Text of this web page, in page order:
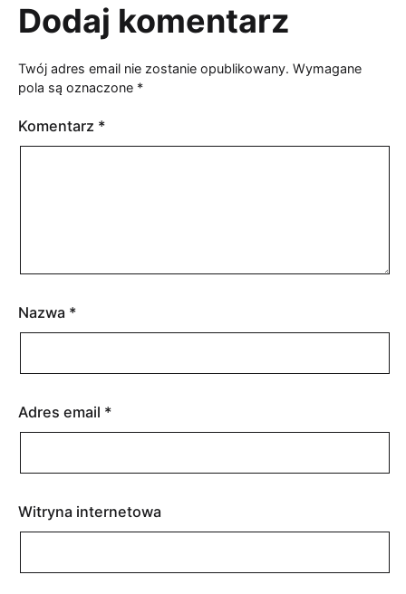
Dodaj komentarz
Twój adres email nie zostanie opublikowany. Wymagane
pola są oznaczone *
Komentarz *
Nazwa *
Adres email *
Witryna internetowa